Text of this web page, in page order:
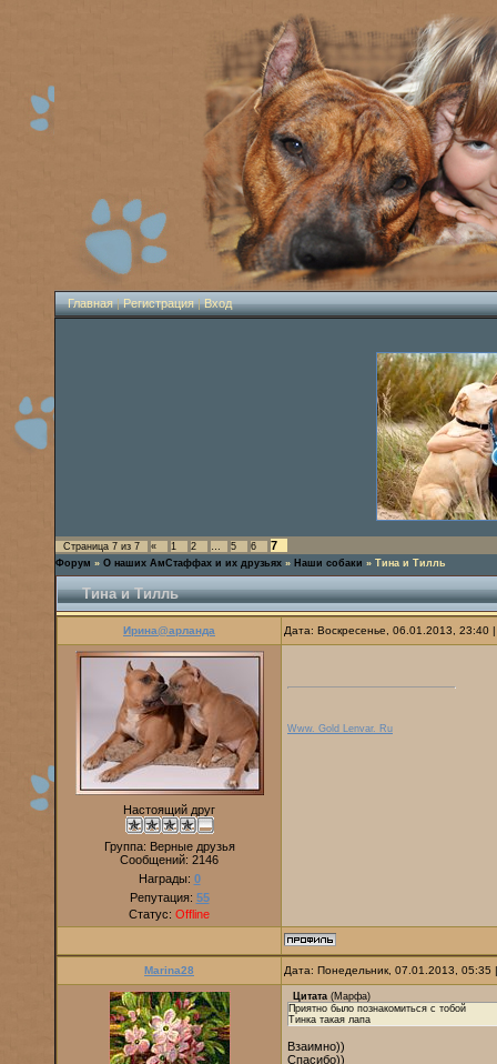
Главная|Регистрация|Вход
Страница 7 из 7 « 1 2 … 5 6 7
Форум » О наших АмСтаффах и их друзьях » Наши собаки » Тина и Тилль
Тина и Тилль
Ирина@арланда Дата: Воскресенье, 06.01.2013,
Настоящий друг
Группа: Верные друзья
Сообщений: 2146
Награды: 0
Репутация: 55
Статус: Offline
Www. Gold Lenvar. Ru
Marina28 Дата: Понедельник, 07.01.2013,
Цитата (Марфа)
Приятно было познакомиться с тобой
Тинка такая лапа
Взаимно))
Спасибо))